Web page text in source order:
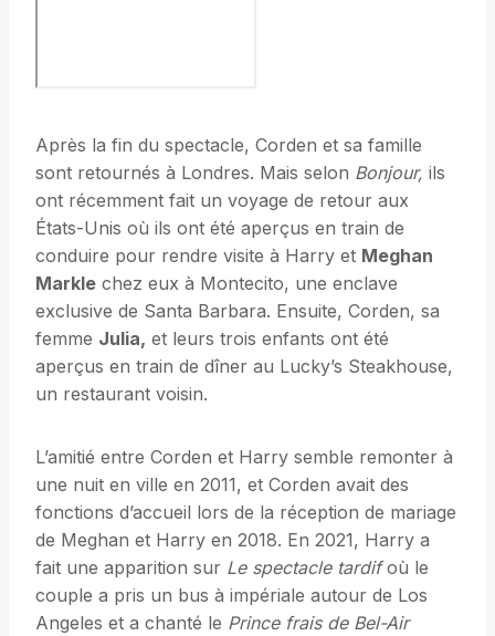
Après la fin du spectacle, Corden et sa famille
sont retournés à Londres. Mais selon Bonjour, ils
ont récemment fait un voyage de retour aux
États-Unis où ils ont été aperçus en train de
conduire pour rendre visite à Harry et Meghan
Markle chez eux à Montecito, une enclave
exclusive de Santa Barbara. Ensuite, Corden, sa
femme Julia, et leurs trois enfants ont été
aperçus en train de dîner au Lucky’s Steakhouse,
un restaurant voisin.
L’amitié entre Corden et Harry semble remonter à
une nuit en ville en 2011, et Corden avait des
fonctions d’accueil lors de la réception de mariage
de Meghan et Harry en 2018. En 2021, Harry a
fait une apparition sur Le spectacle tardifoù le
couple a pris un bus à impériale autour de Los
Angeles et a chanté le Prince frais de Bel-Air